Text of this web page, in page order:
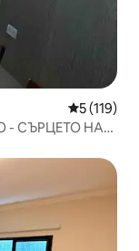
Средна
5 (119)
- СЪРЦЕТО НА